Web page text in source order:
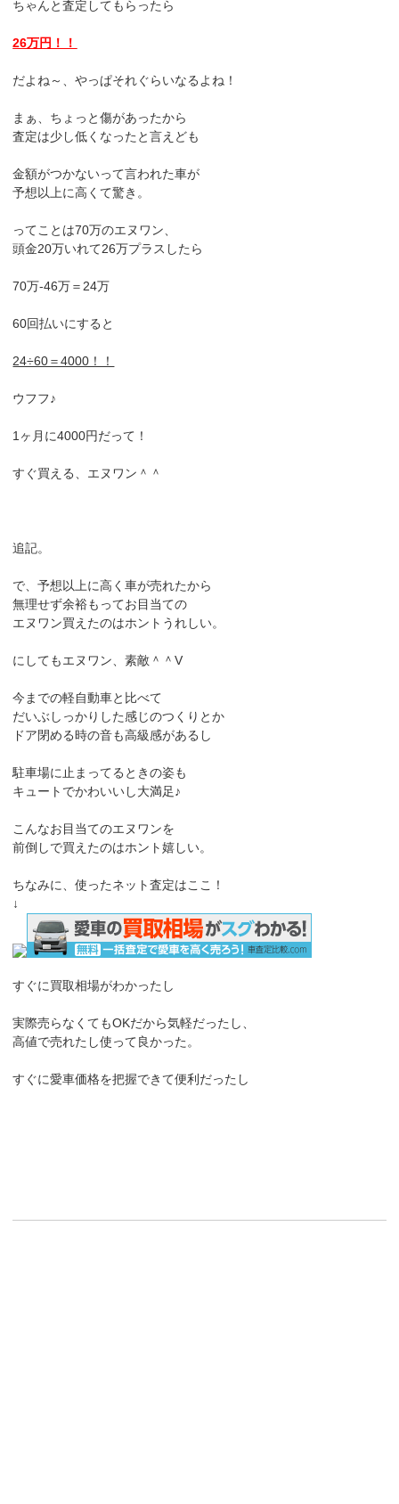
ちゃんと査定してもらったら
26万円！！
だよね～、やっぱそれぐらいなるよね！
まぁ、ちょっと傷があったから
査定は少し低くなったと言えども
金額がつかないって言われた車が
予想以上に高くて驚き。
ってことは70万のエヌワン、
頭金20万いれて26万プラスしたら
70万-46万＝24万
60回払いにすると
24÷60＝4000！！
ウフフ♪
1ヶ月に4000円だって！
すぐ買える、エヌワン＾＾
追記。
で、予想以上に高く車が売れたから
無理せず余裕もってお目当ての
エヌワン買えたのはホントうれしい。
にしてもエヌワン、素敵＾＾V
今までの軽自動車と比べて
だいぶしっかりした感じのつくりとか
ドア閉める時の音も高級感があるし
駐車場に止まってるときの姿も
キュートでかわいいし大満足♪
こんなお目当てのエヌワンを
前倒しで買えたのはホント嬉しい。
ちなみに、使ったネット査定はここ！
↓
すぐに買取相場がわかったし
実際売らなくてもOKだから気軽だったし、
高値で売れたし使って良かった。
すぐに愛車価格を把握できて便利だったし